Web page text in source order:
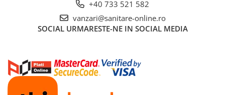
+40 733 521 582
vanzari@sanitare-online.ro
SOCIAL URMARESTE-NE IN SOCIAL MEDIA